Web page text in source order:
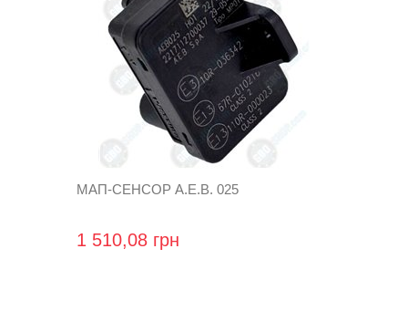
МАП-СЕНСОР A.E.B. 025
1 510,08 грн